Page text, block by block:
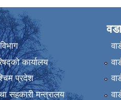
कार्यालय
प्रदेश
सहकारी मन्त्रालय